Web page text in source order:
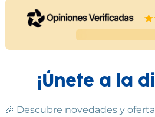
¡Únete a la
🎉 Descubre novedades y